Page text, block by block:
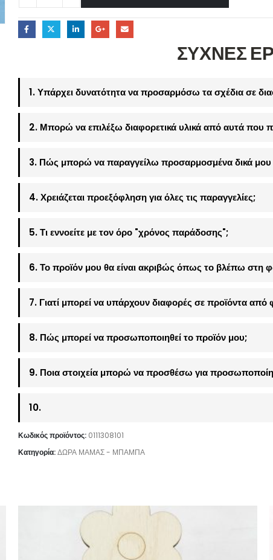
ΣΥΧΝΕΣ
1. Υπάρχει δυνατότητα να προσαρμόσω τα σχέδια σε
2. Μπορώ να επιλέξω διαφορετικά υλικά από αυτά που
3. Πώς μπορώ να παραγγείλω προσαρμοσμένα δικά μου
4. Χρειάζεται προεξόφληση για όλες τις παραγγελίες;
5. Τι εννοείτε με τον όρο "χρόνος παράδοσης";
6. Το προϊόν μου θα είναι ακριβώς όπως το βλέπω στη
7. Γιατί μπορεί να υπάρχουν διαφορές σε προϊόντα από
8. Πώς μπορεί να προσωποποιηθεί το προϊόν μου;
9. Ποια στοιχεία μπορώ να προσθέσω για
10.
Κωδικός προϊόντος: 0111308101
Κατηγορία:ΔΩΡΑ ΜΑΜΑΣ - ΜΠΑΜΠΑ